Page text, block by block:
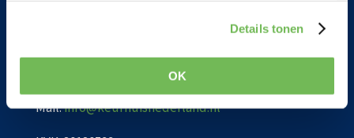
Details tonen
OK
Mail:info@keurhuisnederland.nl